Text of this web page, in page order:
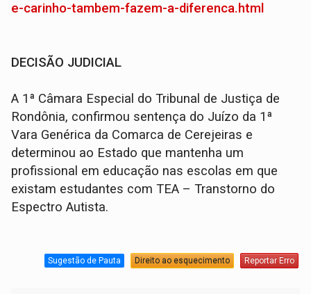
e-carinho-tambem-fazem-a-diferenca.html
DECISÃO JUDICIAL
A 1ª Câmara Especial do Tribunal de Justiça de
Rondônia, confirmou sentença do Juízo da 1ª
Vara Genérica da Comarca de Cerejeiras e
determinou ao Estado que mantenha um
profissional em educação nas escolas em que
existam estudantes com TEA – Transtorno do
Espectro Autista.
Sugestão de Pauta Direito ao esquecimento Reportar Erro